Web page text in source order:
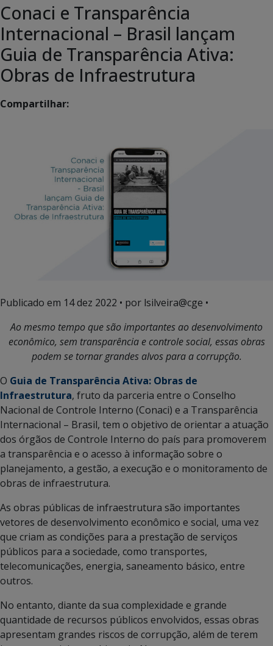
Conaci e Transparência
Internacional – Brasil lançam
Guia de Transparência Ativa:
Obras de Infraestrutura
Compartilhar:
Publicado em 14 dez 2022 • por lsilveira@cge •
Ao mesmo tempo que são importantes ao desenvolvimento
econômico, sem transparência e controle social, essas obras
podem se tornar grandes alvos para a corrupção.
O Guia de Transparência Ativa: Obras de
Infraestrutura, fruto da parceria entre o Conselho
Nacional de Controle Interno (Conaci) e a Transparência
Internacional – Brasil, tem o objetivo de orientar a atuação
dos órgãos de Controle Interno do país para promoverem
a transparência e o acesso à informação sobre o
planejamento, a gestão, a execução e o monitoramento de
obras de infraestrutura.
As obras públicas de infraestrutura são importantes
vetores de desenvolvimento econômico e social, uma vez
que criam as condições para a prestação de serviços
públicos para a sociedade, como transportes,
telecomunicações, energia, saneamento básico, entre
outros.
No entanto, diante da sua complexidade e grande
quantidade de recursos públicos envolvidos, essas obras
apresentam grandes riscos de corrupção, além de terem